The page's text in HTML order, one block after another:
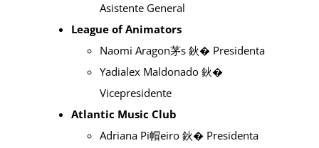
Asistente General
League of Animators
Naomi Aragon茅s 鈥� Presidenta
Yadialex Maldonado 鈥�
Vicepresidente
Atlantic Music Club
Adriana Pi帽eiro 鈥� Presidenta